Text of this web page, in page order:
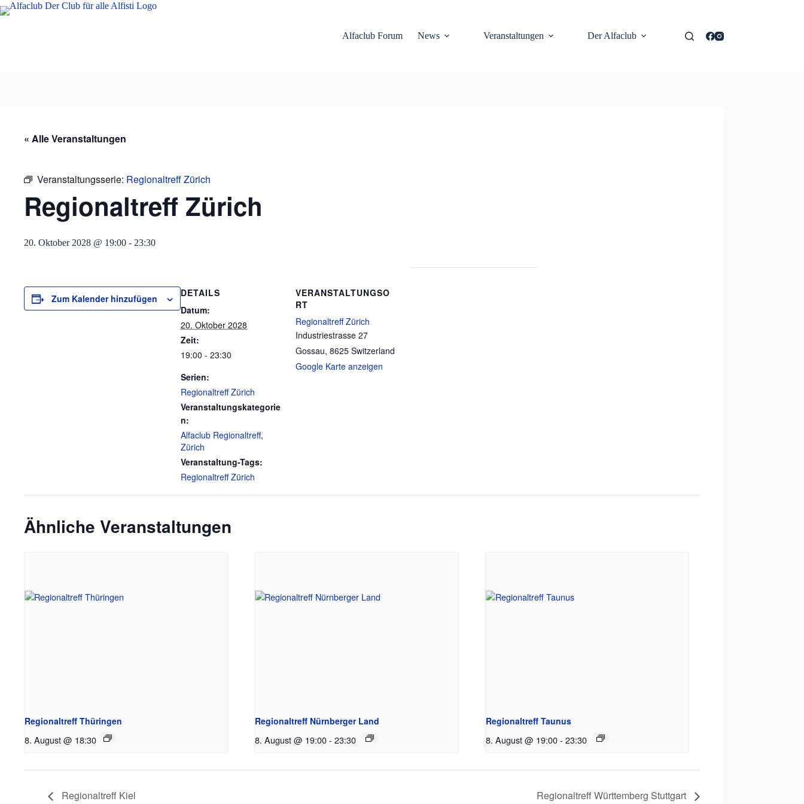
Zum
Inhalt
Alfaclub Forum
News Veranstaltungen Der Alfaclub
« Alle Veranstaltungen
Veranstaltungsserie: Regionaltreff Zürich
Regionaltreff Zürich
20. Oktober 2028 @ 19:00 - 23:30
Zum Kalender hinzufügen
DETAILS
Datum:
20. Oktober 2028
Zeit:
19:00 - 23:30
Serien:
Regionaltreff Zürich
Veranstaltungskategorie
n:
Alfaclub Regionaltreff,
Zürich
Veranstaltung-Tags:
Regionaltreff Zürich
VERANSTALTUNGSO
RT
Regionaltreff Zürich
Industriestrasse 27
Gossau, 8625 Switzerland
Google Karte anzeigen
Ähnliche Veranstaltungen
Regionaltreff Thüringen
8. August @ 18:30
Regionaltreff Nürnberger Land
8. August @ 19:00 - 23:30
Regionaltreff Taunus
8. August @ 19:00- 23:30
Regionaltreff Kiel Regionaltreff Württemberg Stuttgart